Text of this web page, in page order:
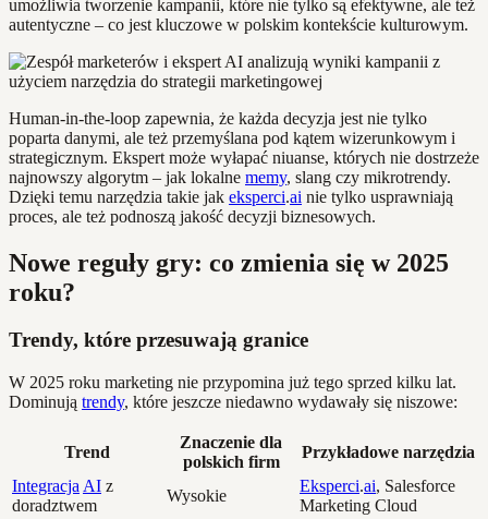
umożliwia tworzenie kampanii, które nie tylko są efektywne, ale też
autentyczne – co jest kluczowe w polskim kontekście kulturowym.
Human-in-the-loop zapewnia, że każda decyzja jest nie tylko
poparta danymi, ale też przemyślana pod kątem wizerunkowym i
strategicznym. Ekspert może wyłapać niuanse, których nie dostrzeże
najnowszy algorytm – jak lokalne memy, slang czy mikrotrendy.
Dzięki temu narzędzia takie jak eksperci.ai nie tylko usprawniają
proces, ale też podnoszą jakość decyzji biznesowych.
Nowe reguły gry: co zmienia się w 2025
roku?
Trendy, które przesuwają granice
W 2025 roku marketing nie przypomina już tego sprzed kilku lat.
Dominują trendy, które jeszcze niedawno wydawały się niszowe:
Trend
Znaczenie dla
polskich firm
Przykładowe narzędzia
Integracja AI z
doradztwem
Wysokie
Eksperci.ai, Salesforce
Marketing Cloud